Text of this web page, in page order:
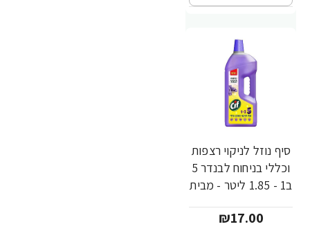
סיף נוזל לניקוי רצפות
וכללי בניחוח לבנדר 5
ב1 - 1.85 ליטר - מבית
₪17.00